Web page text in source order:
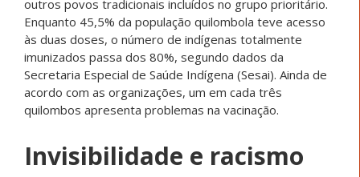
outros povos tradicionais incluídos no grupo prioritário.
Enquanto 45,5% da população quilombola teve acesso
às duas doses, o número de indígenas totalmente
imunizados passa dos 80%, segundo dados da
Secretaria Especial de Saúde Indígena (Sesai). Ainda de
acordo com as organizações, um em cada três
quilombos apresenta problemas na vacinação.
Invisibilidade e racismo